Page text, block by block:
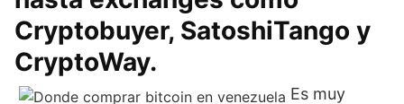
Cryptobuyer, SatoshiTango y
CryptoWay.
Es muy